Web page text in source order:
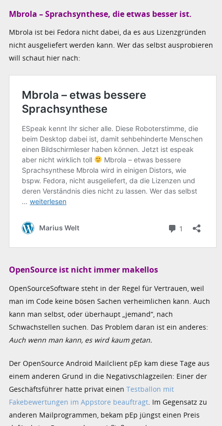
Mbrola – Sprachsynthese, die etwas besser ist.
Mbrola ist bei Fedora nicht dabei, da es aus Lizenzgründen
nicht ausgeliefert werden kann. Wer das selbst ausprobieren
will schaut hier nach:
OpenSource ist nicht immer makellos
OpenSourceSoftware steht in der Regel für Vertrauen, weil
man im Code keine bösen Sachen verheimlichen kann. Auch
kann man selbst, oder überhaupt „jemand“, nach
Schwachstellen suchen. Das Problem daran ist ein anderes:
Auch wenn man kann, es wird kaum getan.
Der OpenSource Android Mailclient pEp kam diese Tage aus
einem anderen Grund in die Negativschlagzeilen: Einer der
Geschäftsführer hatte privat einenTestballon mit
Fakebewertungen im Appstore beauftragt. Im Gegensatz zu
anderen Mailprogrammen, bekam pEp jüngst einen Preis